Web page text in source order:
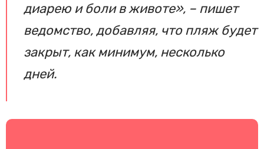
диарею и боли в животе», – пишет
ведомство, добавляя, что пляж будет
закрыт, как минимум, несколько
дней.